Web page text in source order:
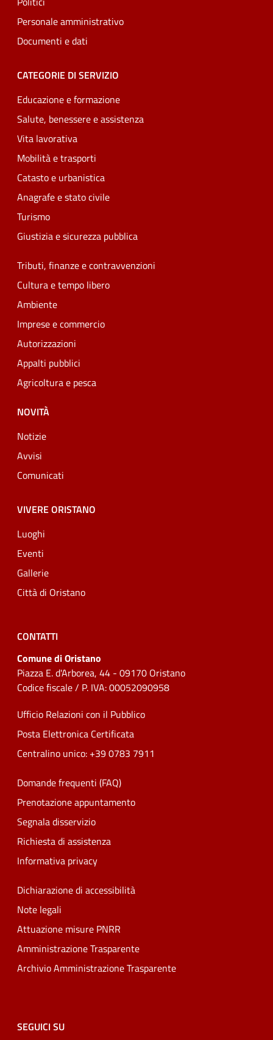
Personale amministrativo
Documenti e dati
CATEGORIE DI SERVIZIO
Educazione e formazione
Salute, benessere e assistenza
Vita lavorativa
Mobilità e trasporti
Catasto e urbanistica
Anagrafe e stato civile
Turismo
Giustizia e sicurezza pubblica
Tributi, finanze e contravvenzioni
Cultura e tempo libero
Ambiente
Imprese e commercio
Autorizzazioni
Appalti pubblici
Agricoltura e pesca
NOVITÀ
Notizie
Avvisi
Comunicati
VIVERE ORISTANO
Luoghi
Eventi
Gallerie
Città di Oristano
CONTATTI
Comune di Oristano
Piazza E. d'Arborea, 44 - 09170 Oristano
Codice fiscale / P. IVA: 00052090958
Ufficio Relazioni con il Pubblico
Posta Elettronica Certificata
Centralino unico: +39 0783 7911
Domande frequenti (FAQ)
Prenotazione appuntamento
Segnala disservizio
Richiesta di assistenza
Informativa privacy
Dichiarazione di accessibilità
Note legali
Attuazione misure PNRR
Amministrazione Trasparente
Archivio Amministrazione Trasparente
SEGUICI SU